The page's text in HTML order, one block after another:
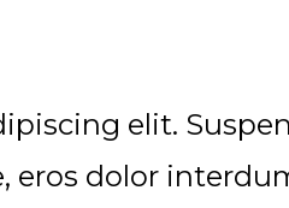
elit.
eros dolor